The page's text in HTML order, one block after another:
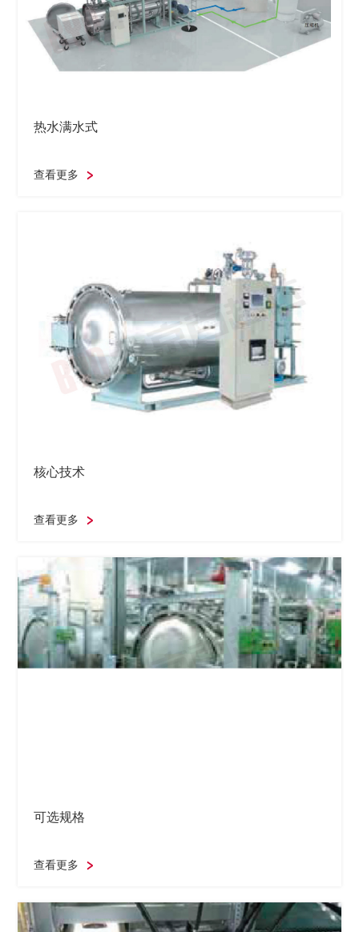
热水满水式
查看更多
核心技术
查看更多
可选规格
查看更多